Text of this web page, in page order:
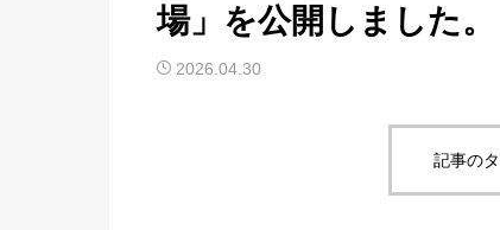
場」を公開しました。
2026.04.30
記事の